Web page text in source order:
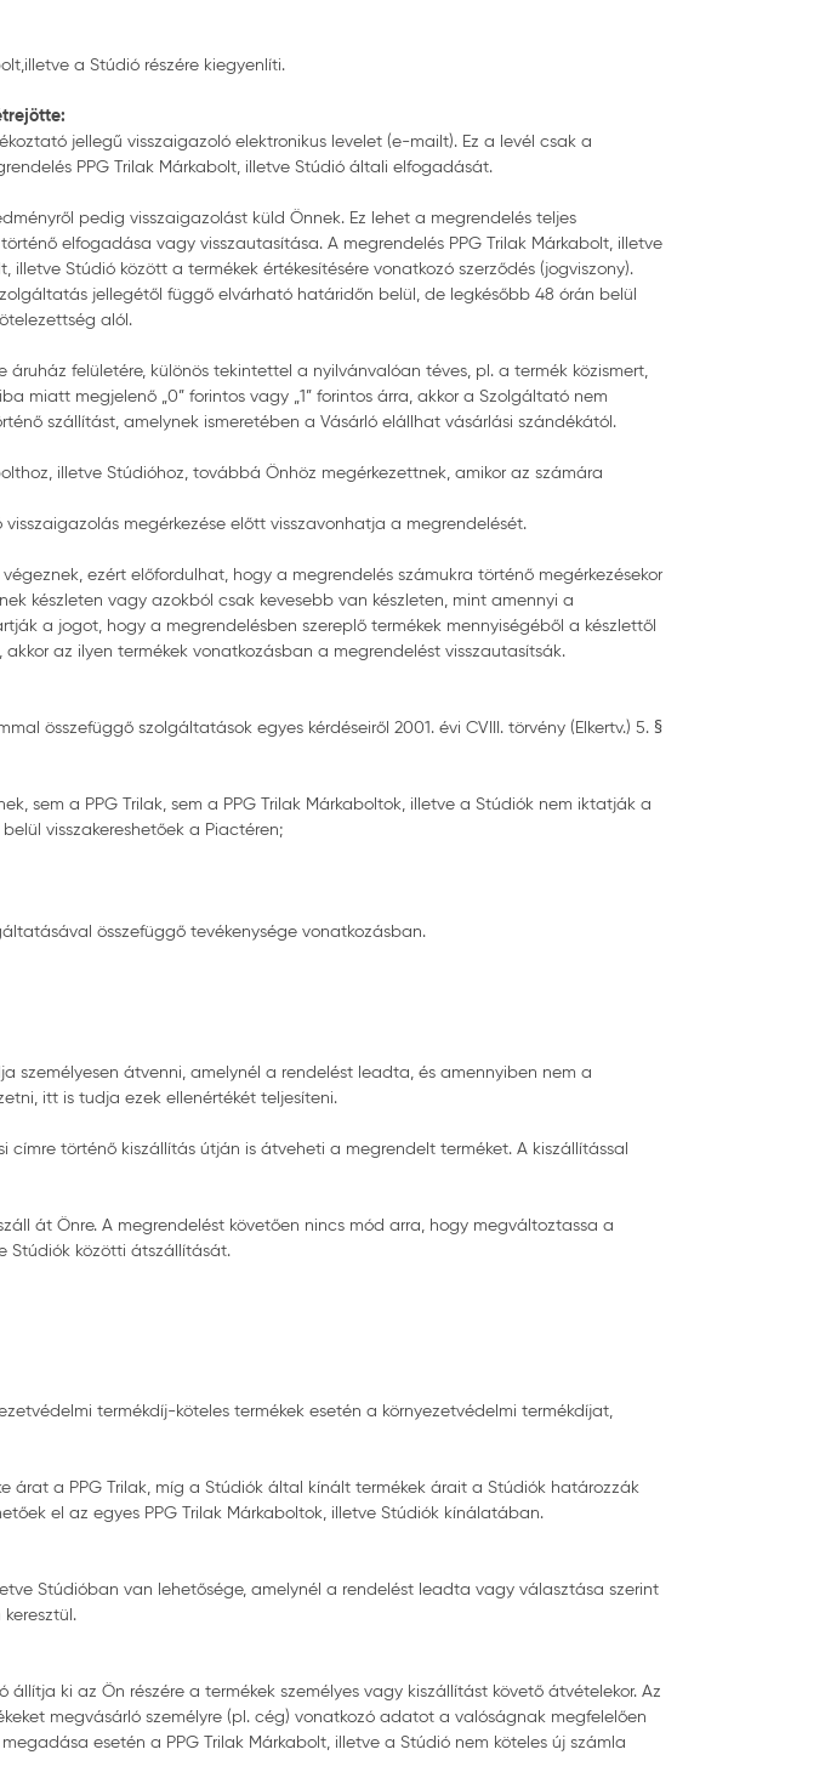
a Stúdió részére kiegyenlíti.
jellegű visszaigazoló elektronikus levelet (e-mailt). Ez a levél csak a
PPG Trilak Márkabolt, illetve Stúdió általi elfogadását.
pedig visszaigazolást küld Önnek. Ez lehet a megrendelés teljes
elfogadása vagy visszautasítása. A megrendelés PPG Trilak Márkabolt, illetve
Stúdió között a termékek értékesítésére vonatkozó szerződés (jogviszony).
jellegétől függő elvárható határidőn belül, de legkésőbb 48 órán belül
alól.
felületére, különös tekintettel a nyilvánvalóan téves, pl. a termék közismert,
megjelenő „0” forintos vagy „1” forintos árra, akkor a Szolgáltató nem
szállítást, amelynek ismeretében a Vásárló elállhat vásárlási szándékától.
illetve Stúdióhoz, továbbá Önhöz megérkezettnek, amikor az számára
megérkezése előtt visszavonhatja a megrendelését.
ezért előfordulhat, hogy a megrendelés számukra történő megérkezésekor
készleten vagy azokból csak kevesebb van készleten, mint amennyi a
a jogot, hogy a megrendelésben szereplő termékek mennyiségéből a készlettől
az ilyen termékek vonatkozásban a megrendelést visszautasítsák.
összefüggő szolgáltatások egyes kérdéseiről 2001. évi CVIII. törvény (Elkertv.) 5. §
sem a PPG Trilak, sem a PPG Trilak Márkaboltok, illetve a Stúdiók nem iktatják a
visszakereshetőek a Piactéren;
összefüggő tevékenysége vonatkozásban.
személyesen átvenni, amelynél a rendelést leadta, és amennyiben nem a
itt is tudja ezek ellenértékét teljesíteni.
történő kiszállítás útján is átveheti a megrendelt terméket. A kiszállítással
át Önre. A megrendelést követően nincs mód arra, hogy megváltoztassa a
Stúdiók közötti átszállítását.
termékdíj-köteles termékek esetén a környezetvédelmi termékdíjat,
árat a PPG Trilak, míg a Stúdiók által kínált termékek árait a Stúdiók határozzák
el az egyes PPG Trilak Márkaboltok, illetve Stúdiók kínálatában.
Stúdióban van lehetősége, amelynél a rendelést leadta vagy választása szerint
ki az Ön részére a termékek személyes vagy kiszállítást követő átvételekor. Az
megvásárló személyre (pl. cég) vonatkozó adatot a valóságnak megfelelően
esetén a PPG Trilak Márkabolt, illetve a Stúdió nem köteles új számla